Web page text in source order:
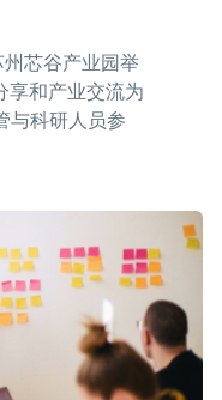
芯谷产业园举
享和产业交流为
与科研人员参